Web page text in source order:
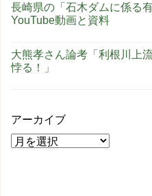
長崎県の「石木ダムに係る
YouTube動画と資料
大熊孝さん論考「利根川上
悖る！」
アーカイブ